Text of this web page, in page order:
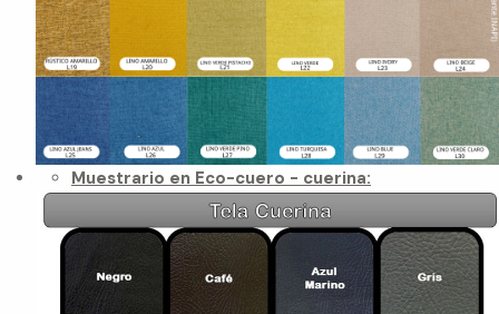
Muestrario en Eco-cuero - cuerina: